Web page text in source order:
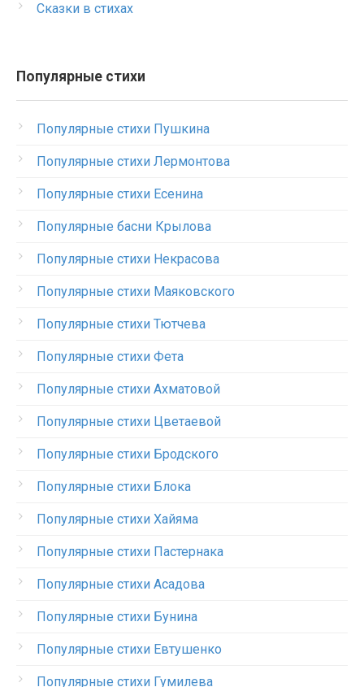
Сказки в стихах
Популярные стихи
Популярные стихи Пушкина
Популярные стихи Лермонтова
Популярные стихи Есенина
Популярные басни Крылова
Популярные стихи Некрасова
Популярные стихи Маяковского
Популярные стихи Тютчева
Популярные стихи Фета
Популярные стихи Ахматовой
Популярные стихи Цветаевой
Популярные стихи Бродского
Популярные стихи Блока
Популярные стихи Хайяма
Популярные стихи Пастернака
Популярные стихи Асадова
Популярные стихи Бунина
Популярные стихи Евтушенко
Популярные стихи Гумилева